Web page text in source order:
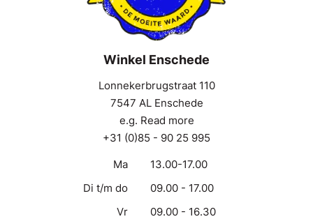
Winkel Enschede
Lonnekerbrugstraat 110
7547 AL Enschede
e.g. Read more
+31 (0)85 - 90 25 995
Ma
13.00-17.00
Di t/m do
09.00 - 17.00
Vr
09.00 - 16.30